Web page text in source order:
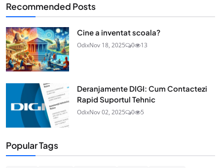
Recommended Posts
Cine a inventat scoala?
OdixNov 18, 2025 0 13
Deranjamente DIGI: Cum Contactezi
Rapid Suportul Tehnic
OdixNov 02, 2025 0 5
Popular Tags